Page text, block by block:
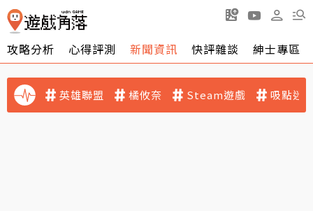
攻略分析 心得評測 新聞資訊 快評雜談 紳士專區
英雄聯盟 橘攸奈 Steam遊戲 吸點迷